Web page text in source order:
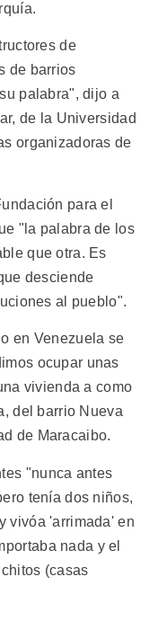
de
de barrios
palabra", dijo a
de la Universidad
organizadoras de
para el
"la palabra de los
que otra. Es
desciende
al pueblo".
en Venezuela se
ocupar unas
vivienda a como
del barrio Nueva
de Maracaibo.
"nunca antes
tenía dos niños,
vivóa 'arrimada' en
nada y el
(casas